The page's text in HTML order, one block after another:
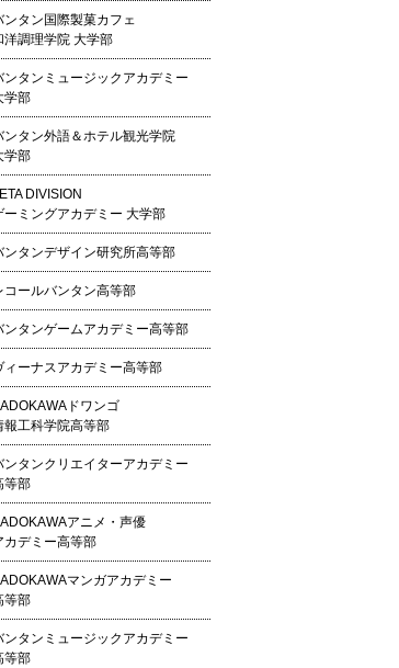
ンタン国際製菓カフェ
洋調理学院 大学部
ンタンミュージックアカデミー
学部
ンタン外語＆ホテル観光学院
学部
DIVISION
ーミングアカデミー 大学部
ンタンデザイン研究所高等部
コールバンタン高等部
ンタンゲームアカデミー高等部
ィーナスアカデミー高等部
ドワンゴ
報工科学院高等部
ンタンクリエイターアカデミー
等部
アニメ・声優
カデミー高等部
マンガアカデミー
等部
ンタンミュージックアカデミー
等部